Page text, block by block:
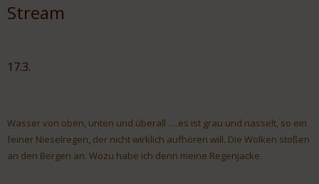
Stream
17.3.
Wasser von oben, unten und überall ….es ist grau und nasselt, so ein
feiner Nieselregen, der nicht wirklich aufhören will. Die Wolken stoßen
an den Bergen an. Wozu habe ich denn meine Regenjacke.